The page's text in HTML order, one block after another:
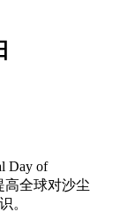
Day of
高全球对沙尘
。